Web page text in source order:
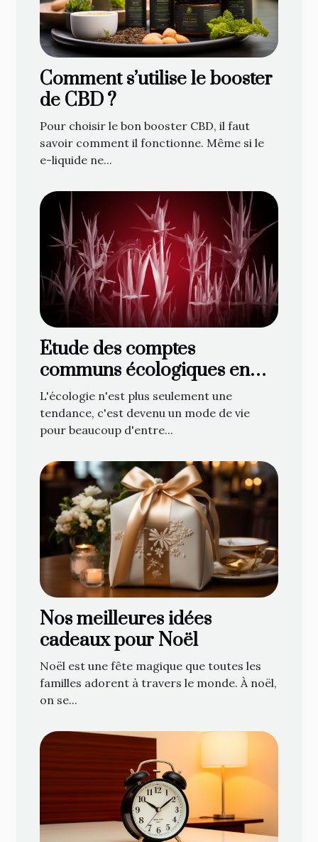
Comment s’utilise le booster
de CBD ?
Pour choisir le bon booster CBD, il faut
savoir comment il fonctionne. Même si le
e-liquide ne...
Étude des comptes
communs écologiques en
ligne : une nouvelle
tendance ?
L'écologie n'est plus seulement une
tendance, c'est devenu un mode de vie
pour beaucoup d'entre...
Nos meilleures idées
cadeaux pour Noël
Noël est une fête magique que toutes les
familles adorent à travers le monde. À noël,
on se...